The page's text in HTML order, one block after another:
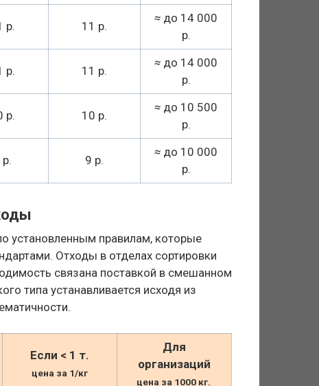
р. 11 р.
≈ до 14 000
р.
р. 11 р.
≈ до 14 000
р.
р. 10 р.
≈ до 10 500
р.
9 р.
≈ до 10 000
р.
установленным правилам, которые
Отходы в отделах сортировки
связана поставкой в смешанном
типа устанавливается исходя из
Если < 1 т.
цена за 1/кг
Для
организаций
цена за 1000 кг.